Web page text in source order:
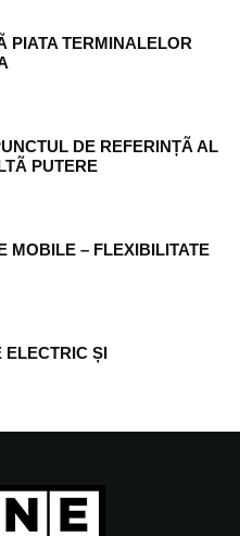
PIATA TERMINALELOR
DE REFERINȚÃ AL
PUTERE
MOBILE – FLEXIBILITATE
ELECTRIC ȘI